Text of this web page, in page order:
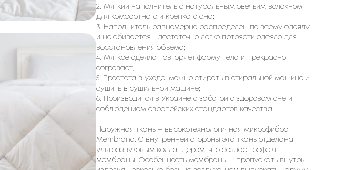
2. Мягкий наполнитель с натуральным овечьим волокном
для комфортного и крепкого сна;
3. Наполнитель равномерно распределен по всему одеялу
и не сбивается - достаточно легко потрясти одеяло для
восстановления объема;
4. Мягкое одеяло повторяет форму тела и прекрасно
согревает;
5. Простота в уходе: можно стирать в стиральной машине и
сушить в сушильной машине;
6. Производится в Украине с заботой о здоровом сне и
соблюдением европейских стандартов качества.
Наружная ткань – высокотехнологичная микрофибра
Membrana. С внутренней стороны эта ткань отделана
ультразвуковым колландером, что создает эффект
мембраны. Особенность мембраны – пропускать внутрь